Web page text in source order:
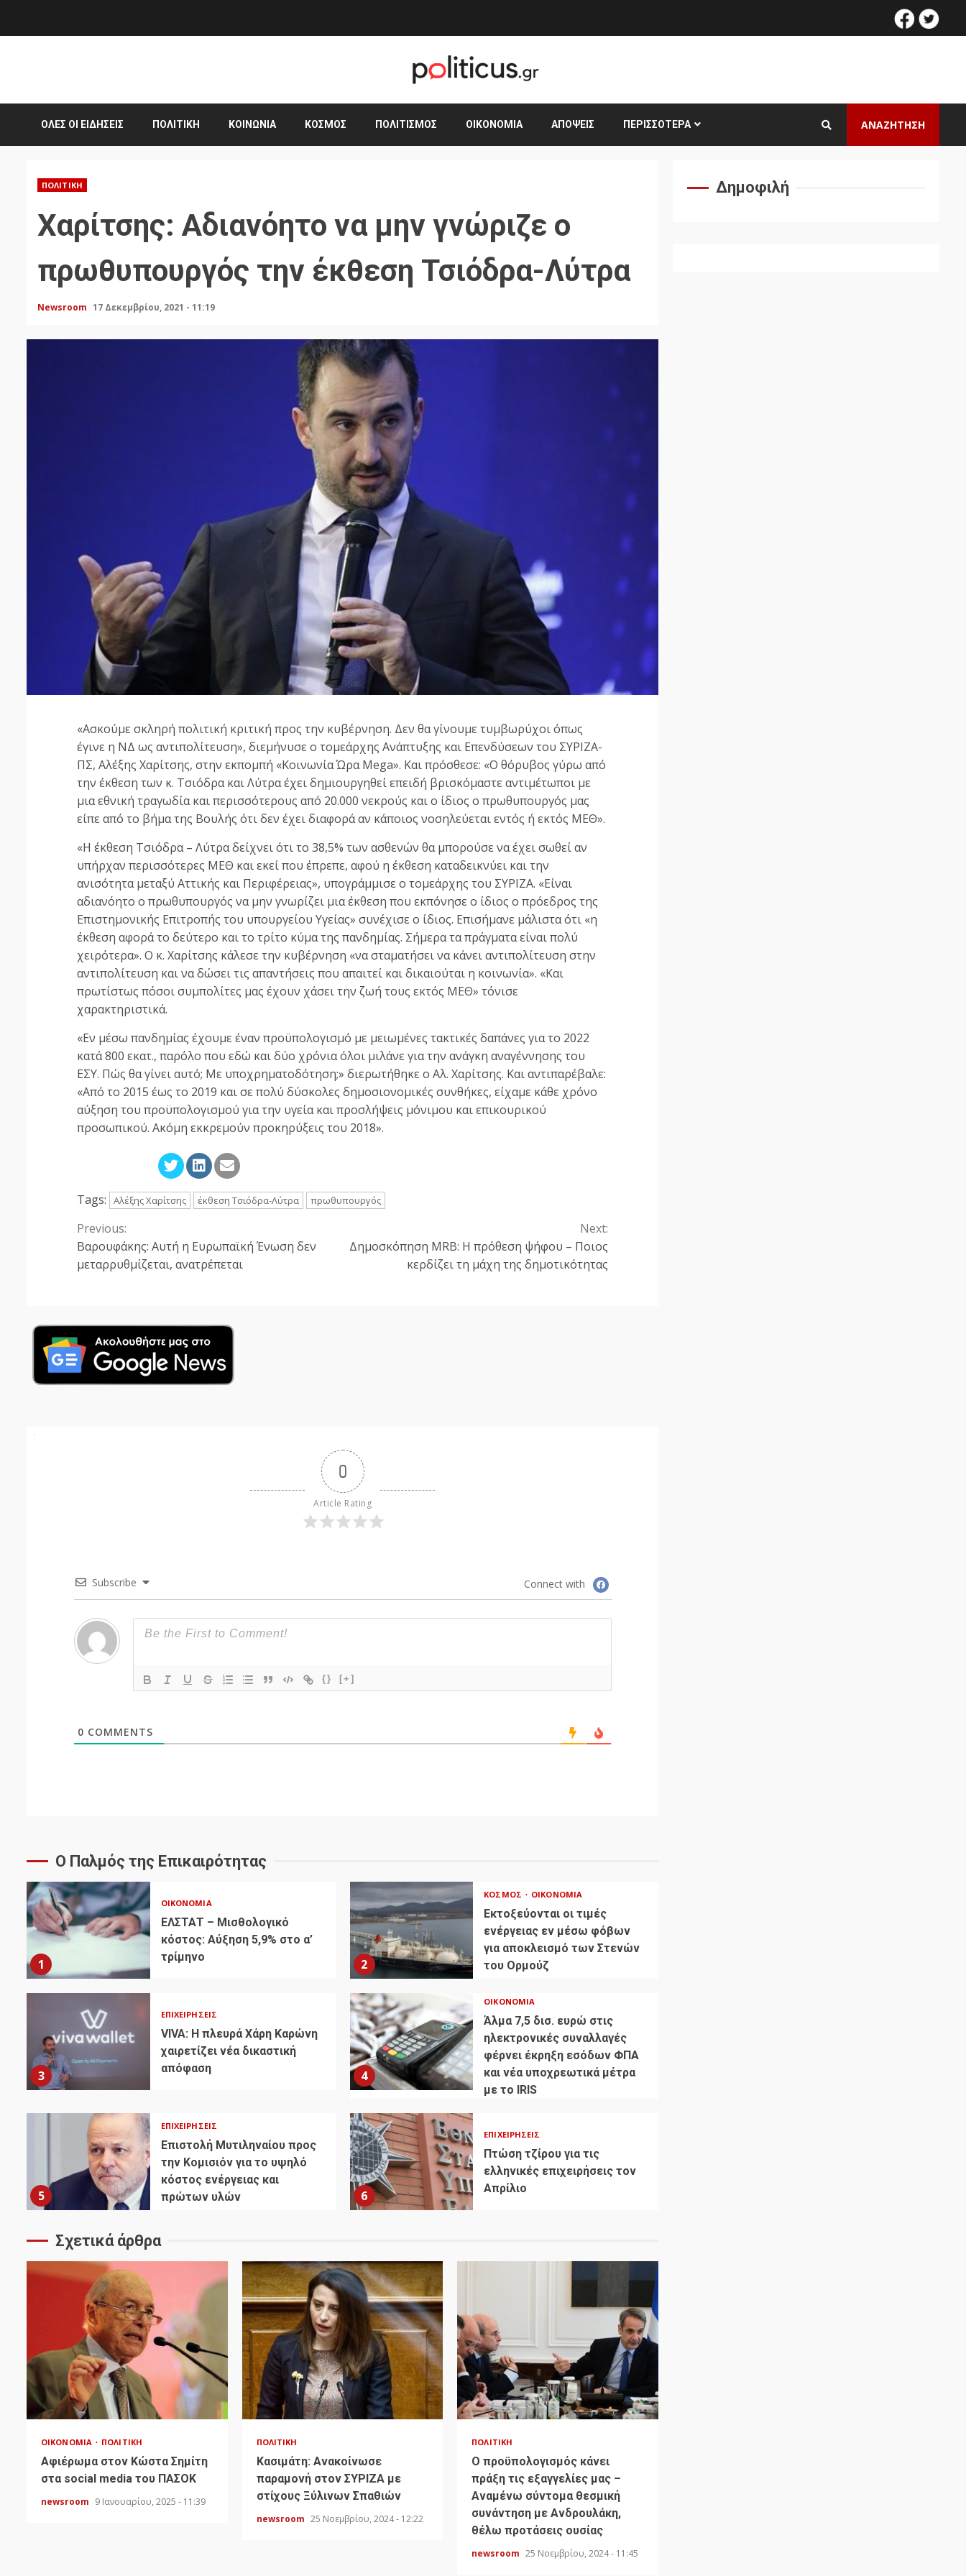
facebook
ΌΛΕΣ ΟΙ ΕΙΔΉΣΕΙΣ ΠΟΛΙΤΙΚΉ ΚΟΙΝΩΝΊΑ ΚΌΣΜΟΣ ΠΟΛΙΤΙΣΜΌΣ ΟΙΚΟΝΟΜΊΑ ΑΠΌΨΕΙΣ ΠΕΡΙΣΣΌΤΕΡΑ ΑΝΑΖΗΤΗΣΗ
ΠΟΛΙΤΙΚΉ
Χαρίτσης: Αδιανόητο να μην γνώριζε ο
πρωθυπουργός την έκθεση Τσιόδρα-Λύτρα
Newsroom 17 Δεκεμβρίου, 2021 - 11:19
«Ασκούμε σκληρή πολιτική κριτική προς την κυβέρνηση. Δεν θα γίνουμε τυμβωρύχοι όπως
έγινε η ΝΔ ως αντιπολίτευση», διεμήνυσε ο τομεάρχης Ανάπτυξης και Επενδύσεων του ΣΥΡΙΖΑ-
ΠΣ, Αλέξης Χαρίτσης, στην εκπομπή «Κοινωνία Ώρα Mega». Και πρόσθεσε: «Ο θόρυβος γύρω από
την έκθεση των κ. Τσιόδρα και Λύτρα έχει δημιουργηθεί επειδή βρισκόμαστε αντιμέτωποι με
μια εθνική τραγωδία και περισσότερους από 20.000 νεκρούς και ο ίδιος ο πρωθυπουργός μας
είπε από το βήμα της Βουλής ότι δεν έχει διαφορά αν κάποιος νοσηλεύεται εντός ή εκτός ΜΕΘ».
«H έκθεση Τσιόδρα – Λύτρα δείχνει ότι το 38,5% των ασθενών θα μπορούσε να έχει σωθεί αν
υπήρχαν περισσότερες ΜΕΘ και εκεί που έπρεπε, αφού η έκθεση καταδεικνύει και την
ανισότητα μεταξύ Αττικής και Περιφέρειας», υπογράμμισε ο τομεάρχης του ΣΥΡΙΖΑ. «Είναι
αδιανόητο ο πρωθυπουργός να μην γνωρίζει μια έκθεση που εκπόνησε ο ίδιος ο πρόεδρος της
Επιστημονικής Επιτροπής του υπουργείου Υγείας» συνέχισε ο ίδιος. Επισήμανε μάλιστα ότι «η
έκθεση αφορά το δεύτερο και το τρίτο κύμα της πανδημίας. Σήμερα τα πράγματα είναι πολύ
χειρότερα». Ο κ. Χαρίτσης κάλεσε την κυβέρνηση «να σταματήσει να κάνει αντιπολίτευση στην
αντιπολίτευση και να δώσει τις απαντήσεις που απαιτεί και δικαιούται η κοινωνία». «Και
πρωτίστως πόσοι συμπολίτες μας έχουν χάσει την ζωή τους εκτός ΜΕΘ» τόνισε
χαρακτηριστικά.
«Εν μέσω πανδημίας έχουμε έναν προϋπολογισμό με μειωμένες τακτικές δαπάνες για το 2022
κατά 800 εκατ., παρόλο που εδώ και δύο χρόνια όλοι μιλάνε για την ανάγκη αναγέννησης του
ΕΣΥ. Πώς θα γίνει αυτό; Με υποχρηματοδότηση;» διερωτήθηκε ο Αλ. Χαρίτσης. Και αντιπαρέβαλε:
«Από το 2015 έως το 2019 και σε πολύ δύσκολες δημοσιονομικές συνθήκες, είχαμε κάθε χρόνο
αύξηση του προϋπολογισμού για την υγεία και προσλήψεις μόνιμου και επικουρικού
προσωπικού. Ακόμη εκκρεμούν προκηρύξεις του 2018».
Tags: Αλέξης Χαρίτσης έκθεση Τσιόδρα-Λύτρα πρωθυπουργός
Continue
Reading
Previous:
Βαρουφάκης: Αυτή η Ευρωπαϊκή Ένωση δεν
μεταρρυθμίζεται, ανατρέπεται
Next:
Δημοσκόπηση MRB: Η πρόθεση ψήφου – Ποιος
κερδίζει τη μάχη της δημοτικότητας
0
Article Rating
Subscribe Connect with
{} [+]
0 COMMENTS
Ο Παλμός της Επικαιρότητας
1
ΟΙΚΟΝΟΜΊΑ
ΕΛΣΤΑΤ – Μισθολογικό
κόστος: Αύξηση 5,9% στο α’
τρίμηνο
2
ΚΌΣΜΟΣ ΟΙΚΟΝΟΜΊΑ
Εκτοξεύονται οι τιμές
ενέργειας εν μέσω φόβων
για αποκλεισμό των Στενών
του Ορμούζ
3
ΕΠΙΧΕΙΡΉΣΕΙΣ
VIVA: Η πλευρά Χάρη Καρώνη
χαιρετίζει νέα δικαστική
απόφαση
4
ΟΙΚΟΝΟΜΊΑ
Άλμα 7,5 δισ. ευρώ στις
ηλεκτρονικές συναλλαγές
φέρνει έκρηξη εσόδων ΦΠΑ
και νέα υποχρεωτικά μέτρα
με το IRIS
5
ΕΠΙΧΕΙΡΉΣΕΙΣ
Επιστολή Μυτιληναίου προς
την Κομισιόν για το υψηλό
κόστος ενέργειας και
πρώτων υλών
6
ΕΠΙΧΕΙΡΉΣΕΙΣ
Πτώση τζίρου για τις
ελληνικές επιχειρήσεις τον
Απρίλιο
Σχετικά άρθρα
ΟΙΚΟΝΟΜΊΑ ΠΟΛΙΤΙΚΉ
Αφιέρωμα στον Κώστα Σημίτη
στα social media του ΠΑΣΟΚ
newsroom 9 Ιανουαρίου, 2025 - 11:39
ΠΟΛΙΤΙΚΉ
Κασιμάτη: Ανακοίνωσε
παραμονή στον ΣΥΡΙΖΑ με
στίχους Ξύλινων Σπαθιών
newsroom 25 Νοεμβρίου, 2024 - 12:22
ΠΟΛΙΤΙΚΉ
Ο προϋπολογισμός κάνει
πράξη τις εξαγγελίες μας –
Αναμένω σύντομα θεσμική
συνάντηση με Ανδρουλάκη,
θέλω προτάσεις ουσίας
newsroom 25 Νοεμβρίου, 2024 - 11:45
Δημοφιλή